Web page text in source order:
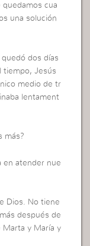
quedamos cua
una solución
dos días
tiempo, Jesús
medio de tr
lentament
más?
en atender nue
Dios. No tiene
después de
Marta y María y